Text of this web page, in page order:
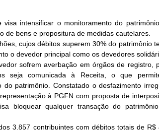
intensificar o monitoramento do
de bens e propositura de medidas cautelares.
cujos débitos superem 30% do patrimônio
o devedor principal como os devedores
sofrem averbação em órgãos de registro,
seja comunicada à Receita, o que
patrimônio. Constatado o desfazimento
à PGFN com proposta de
bloquear qualquer transação do
3.857 contribuintes com débitos totais de R$